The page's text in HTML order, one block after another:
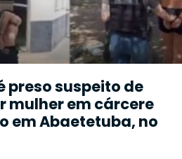
preso suspeito de
mulher em cárcere
em Abaetetuba, no